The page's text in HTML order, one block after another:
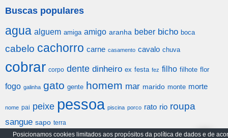
Buscas populares
agua alguem amiga amigo aranha beber bicho boca
cabelo cachorro carne casamento cavalo chuva
cobrar corpo dente dinheiro ex festa fez filho filhote flor
fogo galinha gato gente homem mar marido monte morte
nome pai peixe pessoa piscina porco rato rio roupa
sangue sapo terra
Posicionamos cookies limitados aos propósitos da política de dados e de